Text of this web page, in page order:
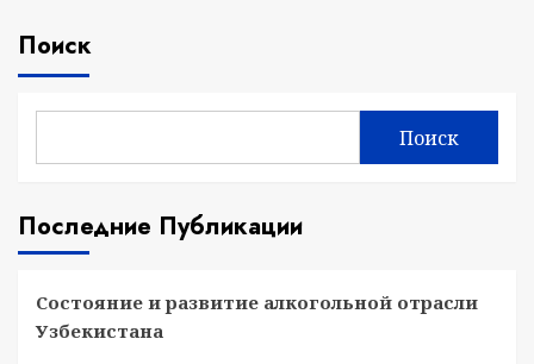
Поиск
Поиск
Последние Публикации
Состояние и развитие алкогольной отрасли
Узбекистана